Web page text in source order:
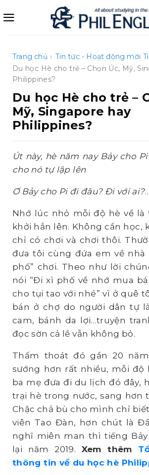
qua
Trang chủ › Tin tức - Hoạt động mới
Du học Hè cho trẻ – Chọn Úc, Mỹ,
Philippines?
Du học Hè cho trẻ –
Mỹ, Singapore hay
Philippines?
Út này, hè năm nay Bảy cho
cho nó tự lập lên
Ơ Bảy cho Pi đi đâu? Đi với ai?
Nhớ lúc nhỏ mỗi độ hè về là
khởi hẳn lên. Không cần học,
chỉ có chơi và chơi thôi.
đưa tôi cùng đứa em về nhà
phố” chơi. Theo như lời
nói “Đi xì phố về nhớ mua
cho tụi tao với nhé” vì ở quê
bán ở chợ do người dân tự
cam, bánh da lợi…truyện
đọc sờn cả lề vẫn không bỏ.
Thấm thoát đó gần 20
sướng hơn rất nhiều, mỗi độ
ba mẹ đưa đi du lịch đó đây,
trại hè trong nước, sang hơn
Chậc chả bù cho mình chỉ
viên Tao Đàn, hơn chút là
nghĩ miên man thì tiếng
lại năm 2019. Xem thêm
thông tin về du học hè